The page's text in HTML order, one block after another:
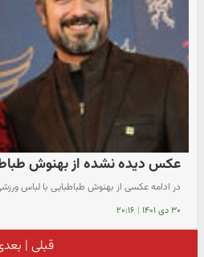
عکس دیده نشده از بهنوش
در ادامه عکسی از بهنوش طباطبایی با لباس
۳۰ دی ۱۴۰۱ | ۲۰:۱۶
قبلی |